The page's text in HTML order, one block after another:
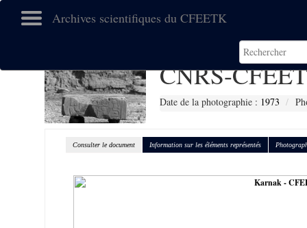
Archives scientifiques du CFEETK
CNRS-
Date de la photographie : 1973
Consulter le document Information sur les éléments représentés